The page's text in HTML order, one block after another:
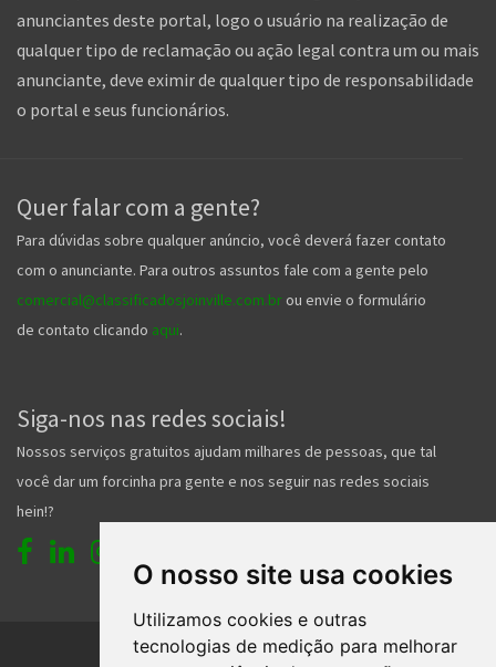
O nosso site usa cookies
Utilizamos cookies e outras
tecnologias de medição para melhorar
anunciantes deste portal, logo o usuário na realização de
qualquer tipo de reclamação ou ação legal contra um ou mais
anunciante, deve eximir de qualquer tipo de responsabilidade
o portal e seus funcionários.
Quer falar com a gente?
Para dúvidas sobre qualquer anúncio, você deverá fazer contato
com o anunciante. Para outros assuntos fale com a gente pelo
comercial@classificadosjoinville.com.br ou envie o formulário
de contato clicando aqui.
Siga-nos nas redes sociais!
Nossos serviços gratuitos ajudam milhares de pessoas, que tal
você dar um forcinha pra gente e nos seguir nas redes sociais
hein!?